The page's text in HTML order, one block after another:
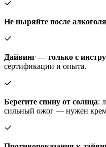
Не ныряйте после алкоголя
Дайвинг — только с
сертификации и опыта.
Берегите спину от солнца:
сильный ожог — нужен крем